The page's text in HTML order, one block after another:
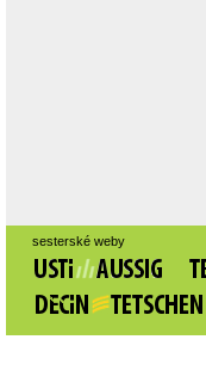
sesterské weby